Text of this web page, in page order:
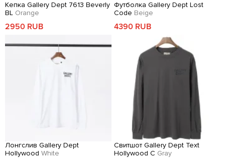
Кепка Gallery Dept 7613 Beverly
BL Orange
2950 RUB
Футболка Gallery Dept Lost
Code Beige
4390 RUB
Лонгслив Gallery Dept
Hollywood White
Свитшот Gallery Dept Text
Hollywood C Gray